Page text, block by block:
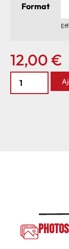
Format
12,00€